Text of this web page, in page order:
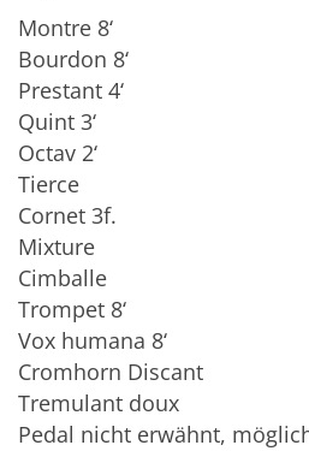
Montre 8‘
Bourdon 8‘
Prestant 4‘
Quint 3‘
Octav 2‘
Tierce
Cornet 3f.
Mixture
Cimballe
Trompet 8‘
Vox humana 8‘
Cromhorn Discant
Tremulant doux
Pedal nicht erwähnt,